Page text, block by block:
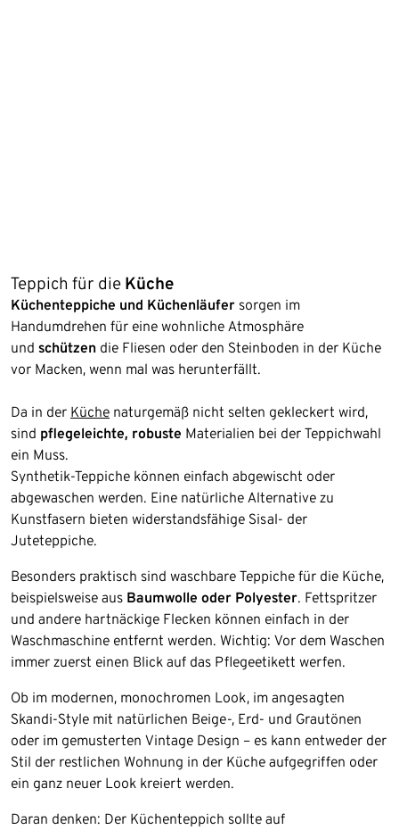
Teppich für die Küche
Küchenteppiche und Küchenläufer sorgen im
Handumdrehen für eine wohnliche Atmosphäre
und schützen die Fliesen oder den Steinboden in der Küche
vor Macken, wenn mal was herunterfällt.
Da in der Küche naturgemäß nicht selten gekleckert wird,
sind pflegeleichte, robuste Materialien bei der Teppichwahl
ein Muss.
Synthetik-Teppiche können einfach abgewischt oder
abgewaschen werden. Eine natürliche Alternative zu
Kunstfasern bieten widerstandsfähige Sisal- der
Juteteppiche.
Besonders praktisch sind waschbare Teppiche für die Küche,
beispielsweise aus Baumwolle oder Polyester. Fettspritzer
und andere hartnäckige Flecken können einfach in der
Waschmaschine entfernt werden. Wichtig: Vor dem Waschen
immer zuerst einen Blick auf das Pflegeetikett werfen.
Ob im modernen, monochromen Look, im angesagten
Skandi-Style mit natürlichen Beige-, Erd- und Grautönen
oder im gemusterten Vintage Design – es kann entweder der
Stil der restlichen Wohnung in der Küche aufgegriffen oder
ein ganz neuer Look kreiert werden.
Daran denken: Der Küchenteppich sollte auf